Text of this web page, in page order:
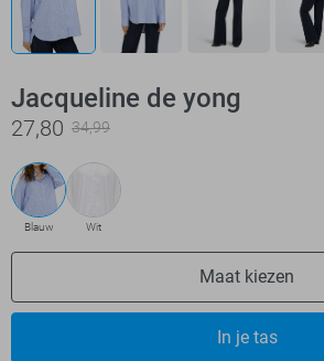
Jacqueline de yong
27,80 34,99
Blauw Wit
Maat kiezen
In je tas